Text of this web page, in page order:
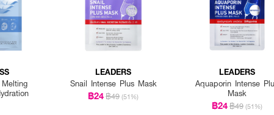
LEADERS
Snail Intense Plus Mask
฿24฿49 (51%)
LEADERS
Aquaporin Intense
Mask
฿24฿49 (51%)